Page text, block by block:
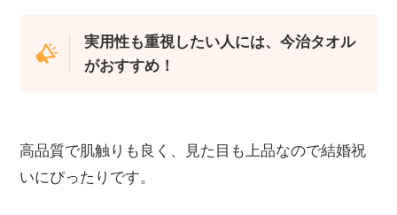
実用性も重視したい人には、今治タオル
がおすすめ！
高品質で肌触りも良く、見た目も上品なので結婚祝
いにぴったりです。